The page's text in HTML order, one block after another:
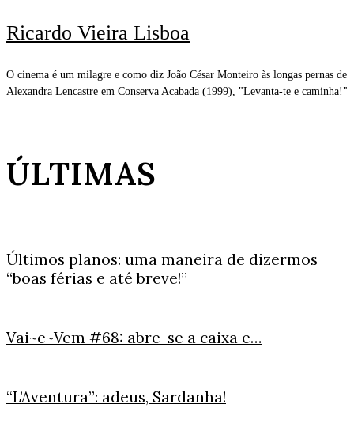
Ricardo Vieira Lisboa
O cinema é um milagre e como diz João César Monteiro às longas pernas de
Alexandra Lencastre em Conserva Acabada (1999), "Levanta-te e caminha!"
ÚLTIMAS
Últimos planos: uma maneira de dizermos
“boas férias e até breve!”
Vai~e~Vem #68: abre-se a caixa e…
“L’Aventura”: adeus, Sardanha!